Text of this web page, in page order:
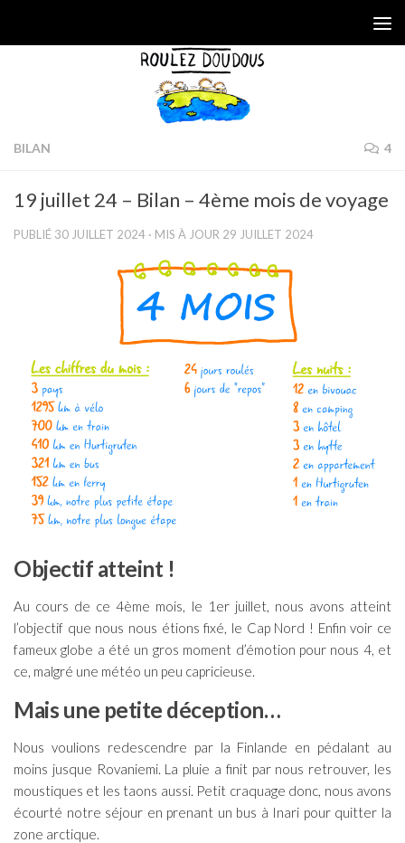
BILAN 4
19 juillet 24 – Bilan – 4ème mois de voyage
PUBLIÉ 30 JUILLET 2024 · MIS À JOUR 29 JUILLET 2024
Objectif atteint !
Au cours de ce 4ème mois, le 1er juillet, nous avons atteint
l’objectif que nous nous étions fixé, le Cap Nord ! Enfin voir ce
fameux globe a été un gros moment d’émotion pour nous 4, et
ce, malgré une météo un peu capricieuse.
Mais une petite déception…
Nous voulions redescendre par la Finlande en pédalant au
moins jusque Rovaniemi. La pluie a finit par nous retrouver, les
moustiques et les taons aussi. Petit craquage donc, nous avons
écourté notre séjour en prenant un bus à Inari pour quitter la
zone arctique.